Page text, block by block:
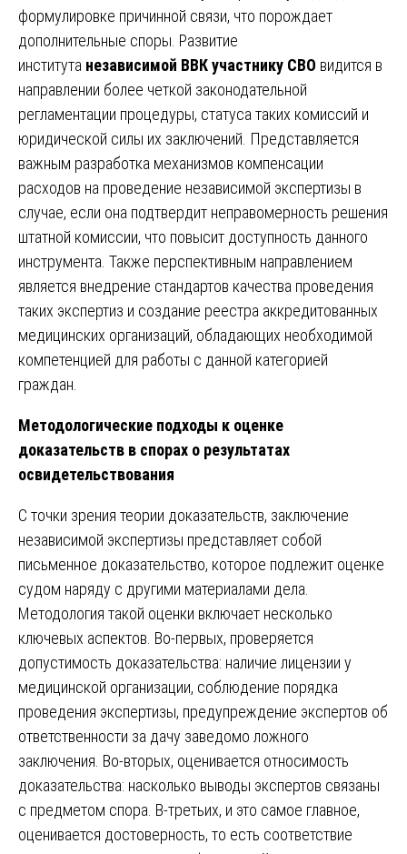
формулировке причинной связи, что порождает
дополнительные споры. Развитие
института независимой ВВК участнику СВО видится в
направлении более четкой законодательной
регламентации процедуры, статуса таких комиссий и
юридической силы их заключений. Представляется
важным разработка механизмов компенсации
расходов на проведение независимой экспертизы в
случае, если она подтвердит неправомерность решения
штатной комиссии, что повысит доступность данного
инструмента. Также перспективным направлением
является внедрение стандартов качества проведения
таких экспертиз и создание реестра аккредитованных
медицинских организаций, обладающих необходимой
компетенцией для работы с данной категорией
граждан.
Методологические подходы к оценке
доказательств в спорах о результатах
освидетельствования
С точки зрения теории доказательств, заключение
независимой экспертизы представляет собой
письменное доказательство, которое подлежит оценке
судом наряду с другими материалами дела.
Методология такой оценки включает несколько
ключевых аспектов. Во-первых, проверяется
допустимость доказательства: наличие лицензии у
медицинской организации, соблюдение порядка
проведения экспертизы, предупреждение экспертов об
ответственности за дачу заведомо ложного
заключения. Во-вторых, оценивается относимость
доказательства: насколько выводы экспертов связаны
с предметом спора. В-третьих, и это самое главное,
оценивается достоверность, то есть соответствие